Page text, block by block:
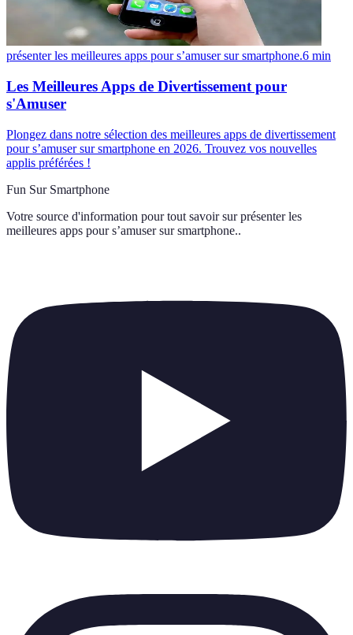
présenter les meilleures apps pour s’amuser sur smartphone.6 min
Les Meilleures Apps de Divertissement pour
s'Amuser
Plongez dans notre sélection des meilleures apps de divertissement
pour s’amuser sur smartphone en 2026. Trouvez vos nouvelles
applis préférées !
Fun Sur Smartphone
Votre source d'information pour tout savoir sur présenter les
meilleures apps pour s’amuser sur smartphone..